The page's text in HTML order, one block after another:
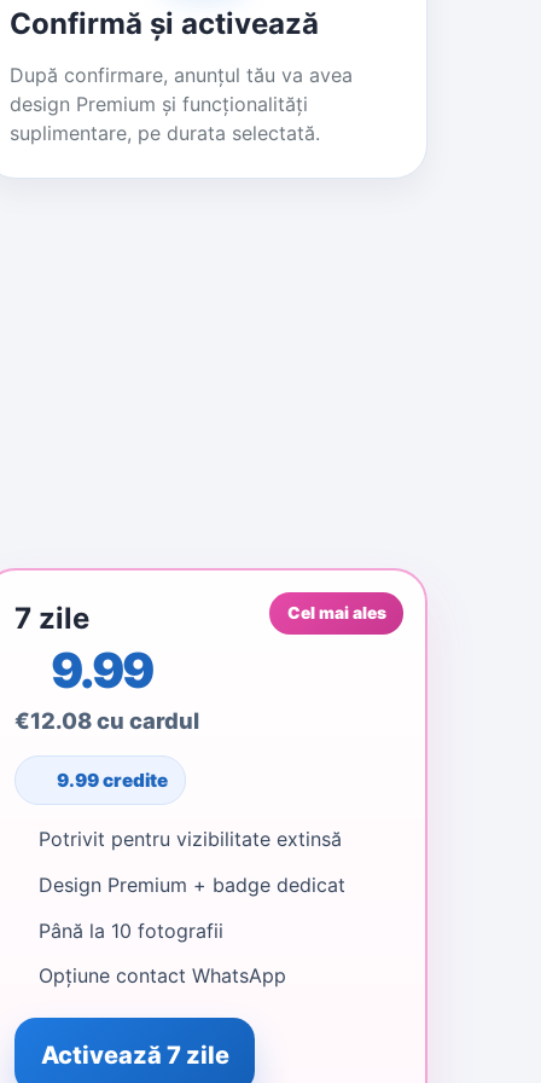
Confirmă și activează
După confirmare, anunțul tău va avea
design Premium și funcționalități
suplimentare, pe durata selectată.
Cel mai ales
7 zile
9.99
€12.08 cu cardul
9.99 credite
Potrivit pentru vizibilitate extinsă
Design Premium + badge dedicat
Până la 10 fotografii
Opțiune contact WhatsApp
Activează 7 zile